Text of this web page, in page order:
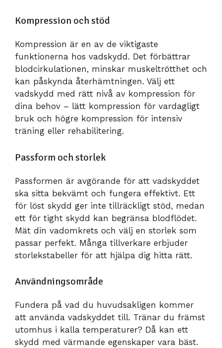
Kompression och stöd
Kompression är en av de viktigaste
funktionerna hos vadskydd. Det förbättrar
blodcirkulationen, minskar muskeltrötthet och
kan påskynda återhämtningen. Välj ett
vadskydd med rätt nivå av kompression för
dina behov – lätt kompression för vardagligt
bruk och högre kompression för intensiv
träning eller rehabilitering.
Passform och storlek
Passformen är avgörande för att vadskyddet
ska sitta bekvämt och fungera effektivt. Ett
för löst skydd ger inte tillräckligt stöd, medan
ett för tight skydd kan begränsa blodflödet.
Mät din vadomkrets och välj en storlek som
passar perfekt. Många tillverkare erbjuder
storlekstabeller för att hjälpa dig hitta rätt.
Användningsområde
Fundera på vad du huvudsakligen kommer
att använda vadskyddet till. Tränar du främst
utomhus i kalla temperaturer? Då kan ett
skydd med värmande egenskaper vara bäst.